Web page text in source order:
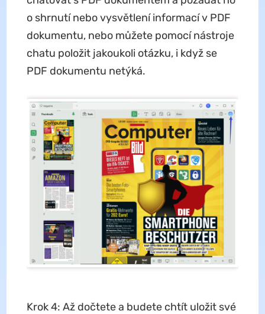
o shrnutí nebo vysvětlení informací v PDF
dokumentu, nebo můžete pomocí nástroje
chatu položit jakoukoli otázku, i když se
PDF dokumentu netýká.
Krok 4: Až dočtete a budete chtít uložit své